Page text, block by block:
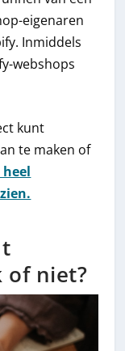
eigenaren
Inmiddels
webshops
kunt
te maken of
heel
of niet?